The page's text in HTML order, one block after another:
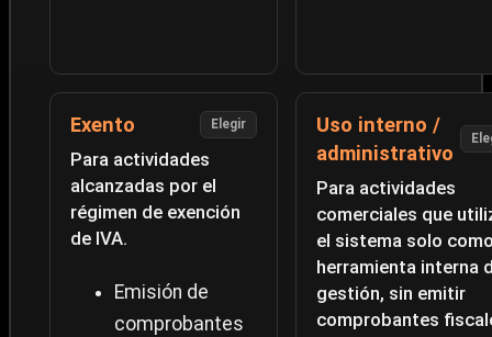
Exento Elegir
Para actividades
alcanzadas por el
régimen de exención
de IVA.
Emisión de
comprobantes
Uso interno /
administrativo
Para actividades
comerciales que
el sistema solo
herramienta interna
gestión, sin emitir
comprobantes